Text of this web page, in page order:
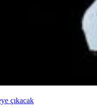
çıkacak